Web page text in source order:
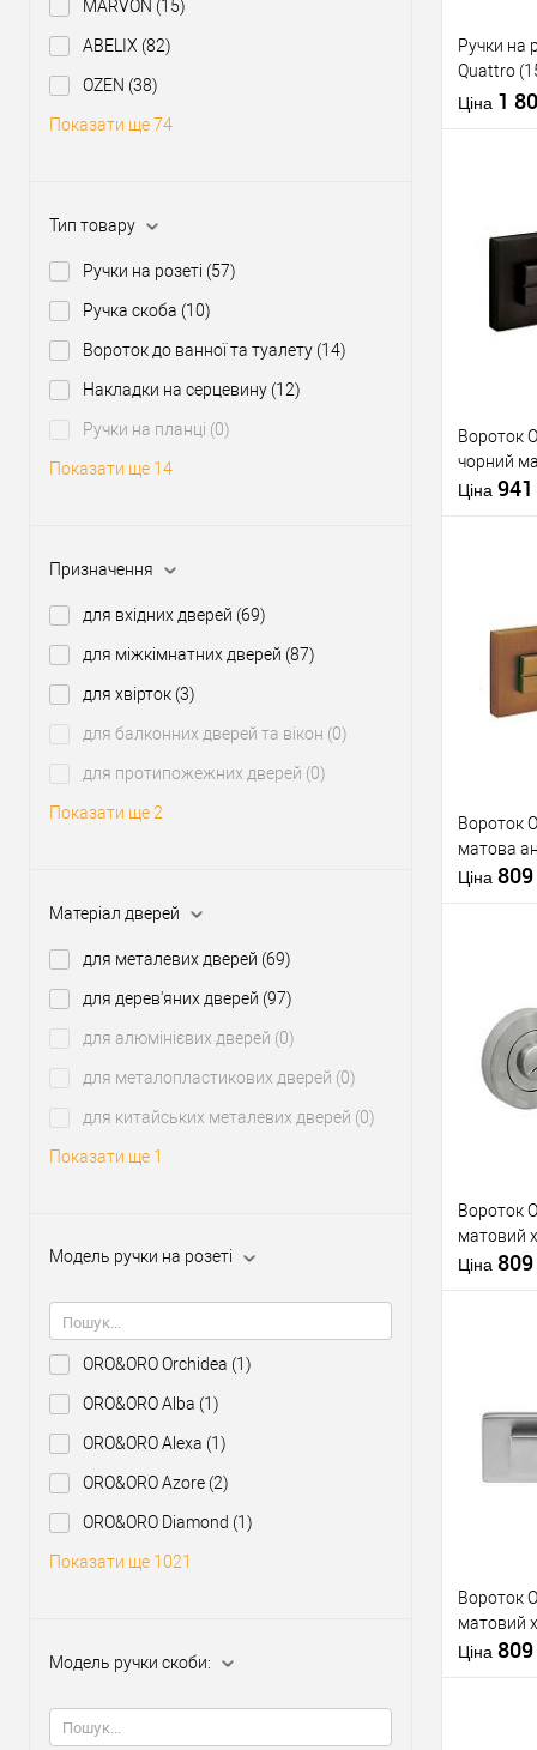
MARVON (15)
ABELIX (82)
OZEN (38)
Показати ще 74
Тип товару
Ручки на розеті (57)
Ручка скоба (10)
Вороток до ванної та туалету (14)
Накладки на серцевину (12)
Ручки на планці (0)
Показати ще 14
Призначення
для вхідних дверей (69)
для міжкімнатних дверей (87)
для хвірток (3)
для балконних дверей та вікон (0)
для протипожежних дверей (0)
Показати ще 2
Матеріал дверей
для металевих дверей (69)
для дерев'яних дверей (97)
для алюмінієвих дверей (0)
для металопластикових дверей (0)
для китайських металевих дверей (0)
Показати ще 1
Модель ручки на розеті
ORO&ORO Orchidea (1)
ORO&ORO Alba (1)
ORO&ORO Alexa (1)
ORO&ORO Azore (2)
ORO&ORO Diamond (1)
Показати ще 1021
Модель ручки скоби:
Ручки на
Quattro
матовий
Ціна 1
У
Матеріал
Країна
Вороток
чорний
Ціна 941
У
Тип товару
Матеріал
Країна
Вороток
матова
Ціна 809
У
Тип товару
Матеріал
Країна
Вороток
матовий
Ціна 809
У
Тип товару
Матеріал
Країна
Вороток
матовий
Ціна 809